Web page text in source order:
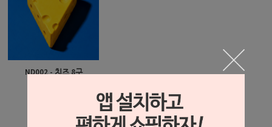
ND002 - 치즈 8구